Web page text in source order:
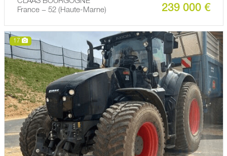
France − 52 (Haute-Marne)
239 000 €
17